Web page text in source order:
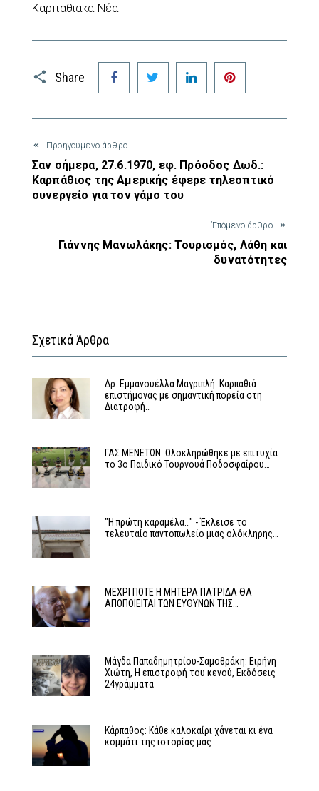
Καρπαθιακα Νέα
Share
Facebook Twitter LinkedIn
Προηγούμενο άρθρο
Σαν σήμερα, 27.6.1970, εφ. Πρόοδος Δωδ.:
Καρπάθιος της Αμερικής έφερε τηλεοπτικό
συνεργείο για τον γάμο του
Έπόμενο άρθρο
Γιάννης Μανωλάκης: Τουρισμός, Λάθη και
δυνατότητες
Σχετικά Άρθρα
Δρ. Εμμανουέλλα Μαγριπλή: Καρπαθιά
επιστήμονας με σημαντική πορεία στη
Διατροφή…
ΓΑΣ ΜΕΝΕΤΩΝ: Ολοκληρώθηκε με επιτυχία
το 3ο Παιδικό Τουρνουά Ποδοσφαίρου…
"Η πρώτη καραμέλα…" - Έκλεισε το
τελευταίο παντοπωλείο μιας ολόκληρης…
ΜΕΧΡΙ ΠΟΤΕ Η ΜΗΤΕΡΑ ΠΑΤΡΙΔΑ ΘΑ
ΑΠΟΠΟΙΕΙΤΑΙ ΤΩΝ ΕΥΘΥΝΩΝ ΤΗΣ…
Μάγδα Παπαδημητρίου-Σαμοθράκη: Ειρήνη
Χιώτη, Η επιστροφή του κενού, Εκδόσεις
24γράμματα
Κάρπαθος: Κάθε καλοκαίρι χάνεται κι ένα
κομμάτι της ιστορίας μας